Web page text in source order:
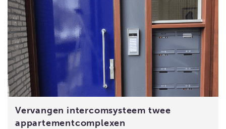
Vervangen intercomsysteem twee
appartementcomplexen